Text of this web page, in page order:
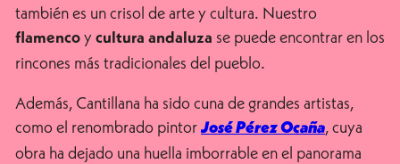
también es un crisol de arte y cultura. Nuestro
flamencoy cultura andaluza se puede encontrar en los
rincones más tradicionales del pueblo.
Además, Cantillana ha sido cuna de grandes artistas,
como el renombrado pintorJosé Pérez Ocaña, cuya
obra ha dejado una huella imborrable en el panorama